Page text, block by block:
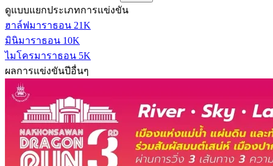
ดูแบบแยกประเภทการแข่งขัน
ฮาล์ฟมาราธอน 21K
มินิมาราธอน 10K
ไมโครมาราธอน 5K
ผลการแข่งขันปีอื่นๆ